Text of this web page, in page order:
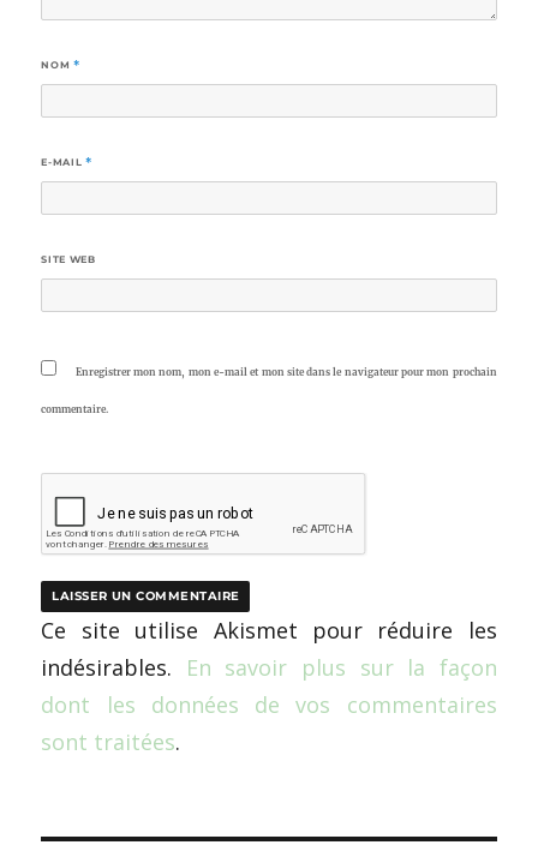
NOM *
E-MAIL *
SITE WEB
Enregistrer mon nom, mon e-mail et mon site dans le navigateur pour mon prochain
commentaire.
Ce site utilise Akismet pour réduire les
indésirables. En savoir plus sur la façon
dont les données de vos commentaires
sont traitées.